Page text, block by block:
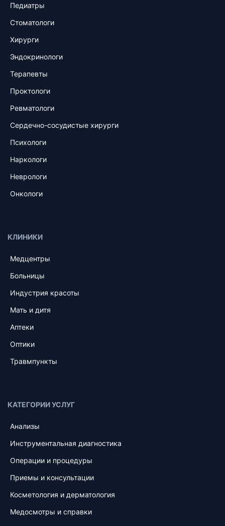
Педиатры
Стоматологи
Хирурги
Эндокринологи
Терапевты
Проктологи
Ревматологи
Сердечно-сосудистые хирурги
Психологи
Наркологи
Неврологи
Онкологи
КЛИНИКИ
Медцентры
Больницы
Индустрия красоты
Мать и дитя
Аптеки
Оптики
Травмпункты
КАТЕГОРИИ УСЛУГ
Анализы
Инструментальная диагностика
Операции и процедуры
Приемы и консультации
Косметология и дерматология
Медосмотры и справки